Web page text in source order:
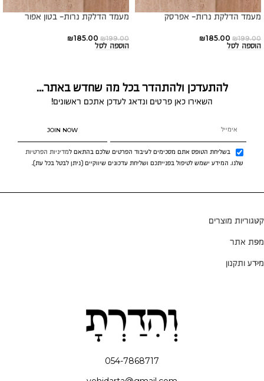
מעמד הדלקת נרות- אפרסק
₪199.00
₪185.00
הוספה לסל
מעמד הדלקת נרות- בטון אפור
₪199.00
₪185.00
הוספה לסל
להתעדכן ולהתהדר בכל מה שחדש באתר...
השאירו כאן פרטים ונדאג לעדכן אתכם ראשונים!
בשליחת הטופס אתם מסכימים לעיבוד הפרטים שלכם בהתאם למדיניות הפרטיות
שלנו. המידע ישמש לטיפול בפנייתכם ושליחת עדכונים שיווקיים (ניתן לבטל בכל עת).
JOIN NOW
קטגוריות מוצרים
מפת אתר
מידע ותקנון
054-7868717